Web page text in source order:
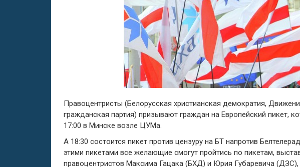
Правоцентристы (Белорусская христианская демократия,
гражданская партия) призывают граждан на Европейский пикет,
17:00 в Минске возле ЦУМа.
А 18:30 состоится пикет против цензуру на БТ напротив
этими пикетами все желающие смогут пройтись по пикетам,
правоцентристов Максима Гацака (БХД) и Юрия Губаревича